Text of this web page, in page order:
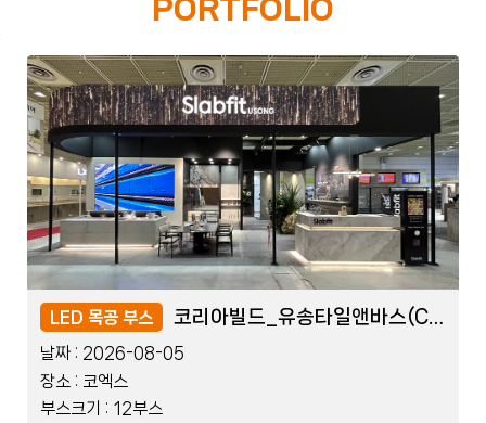
PORTFOLIO
LED 블럭 부스 KDTEX_쓰리포인트덴탈(COB)
날짜 : 2026-07-17
장소 : 킨텍스
부스크기 : 10부스
LED 목공 부스
날짜 : 2026-08-05
장소 : 코엑스
부스크기 : 12부스
LED 블럭 부스 KDTEX_쓰리포인트덴탈(COB)
날짜 : 2026-07-17
장소 : 킨텍스
부스크기 : 10부스
LED 목공 부스
날짜 : 2026-08-05
장소 : 코엑스
부스크기 : 12부스